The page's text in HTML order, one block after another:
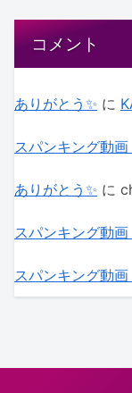
コメント
ありがとう✨ に
スパンキング動
ありがとう✨ に
スパンキング動
スパンキング動